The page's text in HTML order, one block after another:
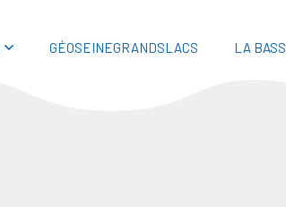
GÉOSEINEGRANDSLACS LA